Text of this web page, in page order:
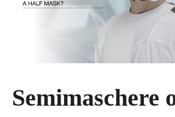
Semimaschere